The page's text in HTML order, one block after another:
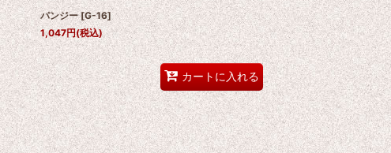
パンジー [G-16]
1,047円(税込)
カートに入れる